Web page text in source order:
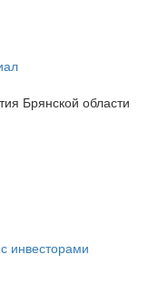
Брянской области
инвесторами